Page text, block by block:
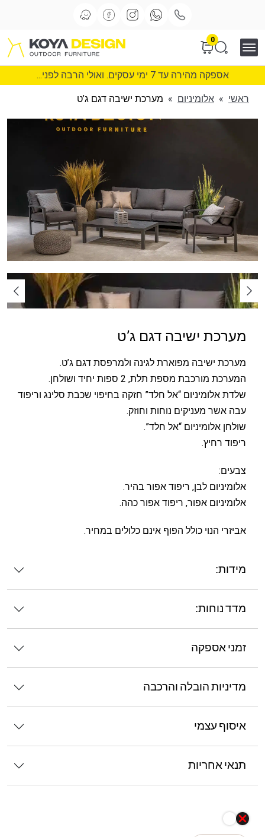
0
אספקה מהירה עד 7 ימי עסקים. ואולי הרבה לפני...
ראשי » אלומיניום » מערכת ישיבה דגם ג’ט
מערכת ישיבה דגם ג’ט
מערכת ישיבה מפוארת לגינה ולמרפסת דגם ג’ט.
המערכת מורכבת מספת תלת, 2 ספות יחיד ושולחן.
שלדת אלומיניום “אל חלד” חזקה בחיפוי שכבת סלינג וריפוד
עבה אשר מעניקים נוחות וחוזק.
שולחן אלומיניום “אל חלד”.
ריפוד רחיץ.
צבעים:
אלומיניום לבן, ריפוד אפור בהיר.
אלומיניום אפור, ריפוד אפור כהה.
אביזרי הנוי כולל הפוף אינם כלולים במחיר.
מידות:
מדד נוחות:
זמני אספקה
מדיניות הובלה והרכבה
איסוף עצמי
תנאי אחריות